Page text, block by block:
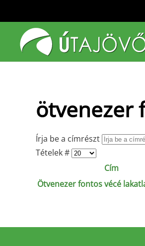
Fő tartalom átugrása
ötvenezer
Írja be a címrészt
Tételek #
Cím
Ötvenezer fontos vécé